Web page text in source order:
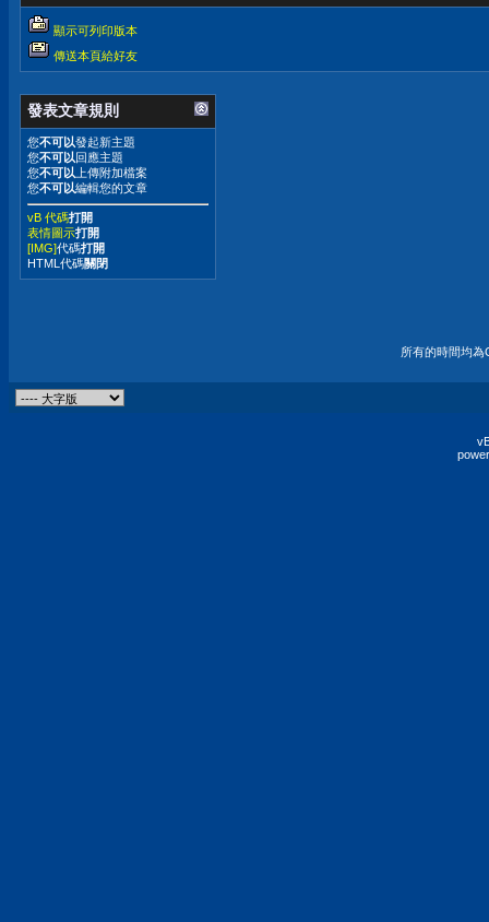
顯示可列印版本
傳送本頁給好友
發表文章規則
您不可以發起新主題
您不可以 回應主題
您不可以 上傳附加檔案
您不可以編輯您的文章
vB 代碼打開
表情圖示打開
[IMG]代碼打開
HTML代碼關閉
所有的時間均為